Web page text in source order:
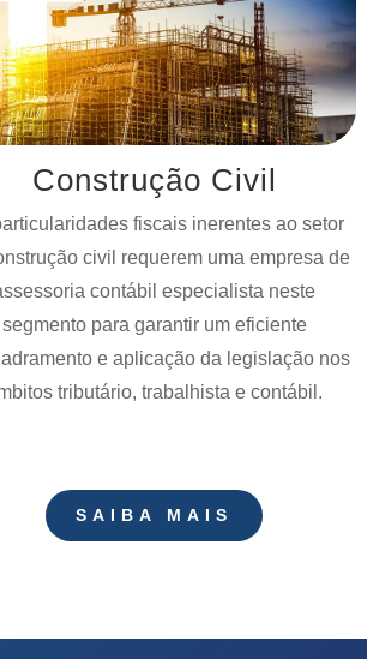
Construção Civil
fiscais inerentes ao setor
civil requerem uma empresa de
contábil especialista neste
segmento para garantir um eficiente
e aplicação da legislação nos
tributário, trabalhista e contábil.
SAIBA MAIS